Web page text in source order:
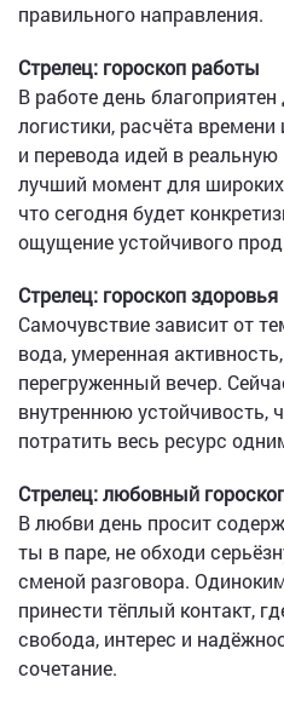
правильного направления.
Стрелец: гороскоп работы
В работе день
логистики, расчёта
и перевода идей в
лучший момент для
что сегодня будет
ощущение устойчивого
Стрелец: гороскоп здоровья
Самочувствие зависит от
вода, умеренная
перегруженный вечер.
внутреннюю устойчивость,
потратить весь ресурс
Стрелец: любовный
В любви день просит
ты в паре, не обходи
сменой разговора.
принести тёплый контакт,
свобода, интерес и
сочетание.